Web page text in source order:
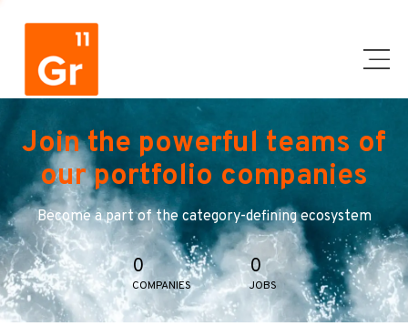
Join the powerful teams of
our portfolio companies
Become a part of the category-defining ecosystem
0
COMPANIES
0
JOBS